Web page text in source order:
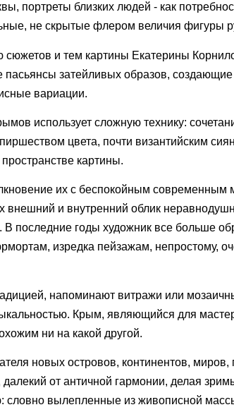
портреты близких людей - как
не скрытые флером величия фигуры
и тем картины Екатерины
пасьянсы затейливых образов,
вариации.
использует сложную технику:
цвета, почти византийским
картины.
их с беспокойным современным
и внутренний облик
последние годы художник все больше
изредка пейзажам, непростому,
напоминают витражи или
Крым, являющийся для
ни на какой другой.
новых островов, континентов, миров,
от античной гармонии, делая
словно вылепленные из живописной